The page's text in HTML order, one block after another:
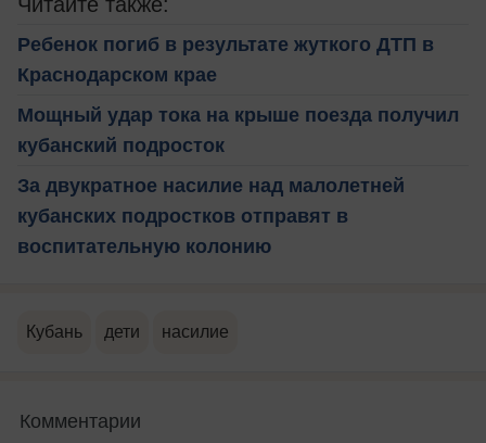
Ребенок погиб в результате жуткого ДТП в
Краснодарском крае
Мощный удар тока на крыше поезда получил
кубанский подросток
За двукратное насилие над малолетней
кубанских подростков отправят в
воспитательную колонию
Кубань дети насилие
Комментарии